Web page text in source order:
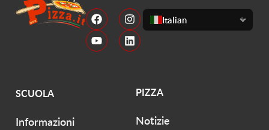
Italian
SCUOLA
Informazioni
PIZZA
Notizie